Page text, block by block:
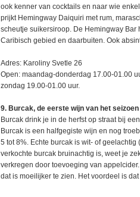
ook kenner van cocktails en naar wie
prijkt Hemingway Daiquiri met rum,
scheutje suikersiroop. De Hemingway
Caribisch gebied en daarbuiten. Ook
Adres: Karoliny Svetle 26
Open: maandag-donderdag 17.00-01.00
zondag 19.00-01.00 uur.
9. Burcak, de eerste wijn van het seizoen
Burcak drink je in de herfst op straat bij
Burcak is een halfgegiste wijn en nog
5 tot 8%. Echte burcak is wit- of
verkochte burcak bruinachtig is, weet je
verkregen door toevoeging van
dat is moeilijker te zien. Het voordeel is